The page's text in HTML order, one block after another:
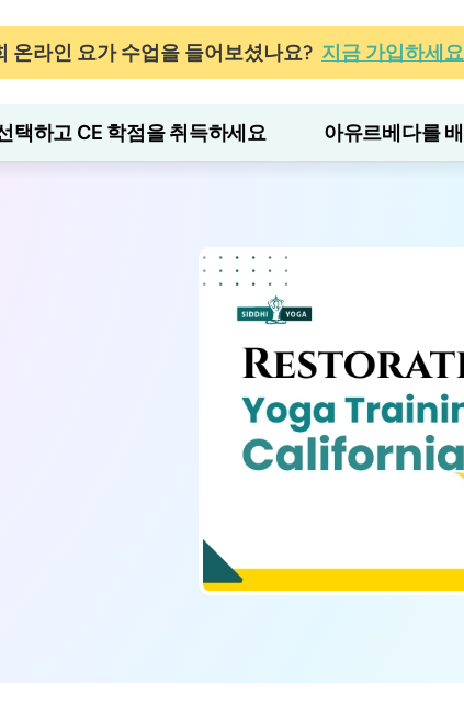
온라인 요가 수업을 들어보셨나요? 지금 가입하세요
택하고 CE 학점을 취득하세요 아유르베다를